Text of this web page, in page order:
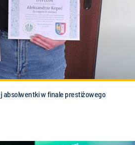
absolwentki w finale prestiżowego